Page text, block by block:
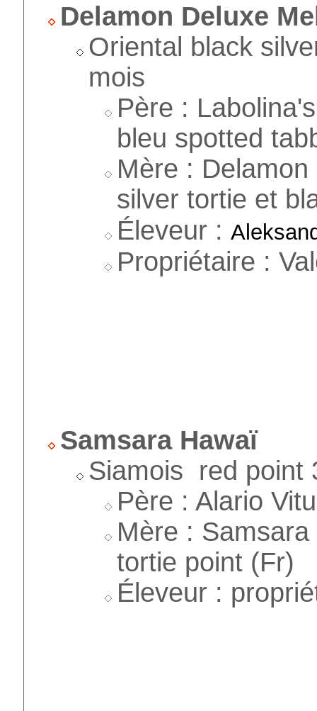
Delamon Deluxe
Oriental black
mois
Père :
bleu spotted
Mère :
silver tortie et
Éleveur :
Propriétaire :
Samsara Hawaï
Siamois red point
Père : Alario
Mère :
tortie point (Fr)
Éleveur :